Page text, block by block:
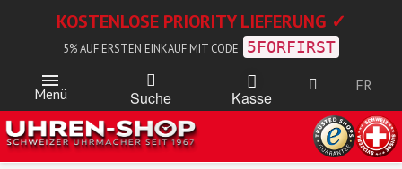
KOSTENLOSE PRIORITY LIEFERUNG ✓
5% AUF ERSTEN EINKAUF MIT CODE 5FORFIRST
Menü Suche Kasse
FR